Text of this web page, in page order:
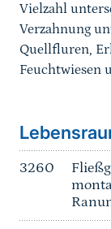
Vielzahl
Verzahnung
Quellfluren,
Feuchtwiesen
3260